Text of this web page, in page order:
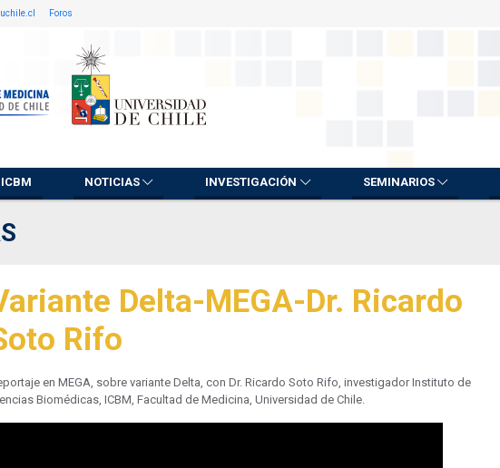
Foros
NOTICIAS INVESTIGACIÓN SEMINARIOS
Delta-MEGA-Dr. Ricardo
Rifo
en MEGA, sobre variante Delta, con Dr. Ricardo Soto Rifo, investigador Instituto de
Biomédicas, ICBM, Facultad de Medicina, Universidad de Chile.